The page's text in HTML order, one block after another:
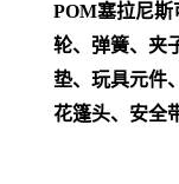
POM塞拉尼斯
轮、弹簧、夹
垫、玩具元件
花篷头、安全